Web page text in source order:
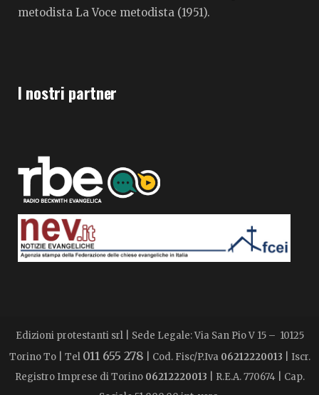
metodista La Voce metodista (1951).
I nostri partner
Edizioni protestanti srl | Sede Legale: Via San Pio V 15 – 10125
Torino To | Tel 011 655 278 | Cod. Fisc/P.Iva 06212220013 | Iscr.
Registro Imprese di Torino 06212220013 | R.E.A. 770674 | Cap.